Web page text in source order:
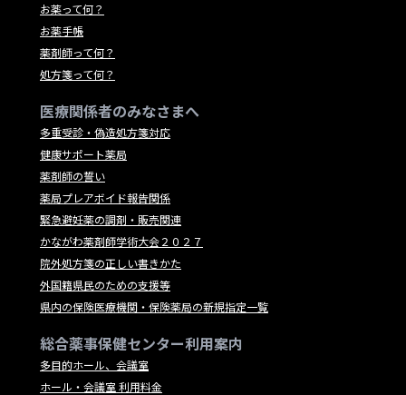
お薬って何？
お薬手帳
薬剤師って何？
処方箋って何？
医療関係者のみなさまへ
多重受診・偽造処方箋対応
健康サポート薬局
薬剤師の誓い
薬局プレアボイド報告関係
緊急避妊薬の調剤・販売関連
かながわ薬剤師学術大会２０２７
院外処方箋の正しい書きかた
外国籍県民のための支援等
県内の保険医療機関・保険薬局の新規指定一覧
総合薬事保健センター利用案内
多目的ホール、会議室
ホール・会議室 利用料金